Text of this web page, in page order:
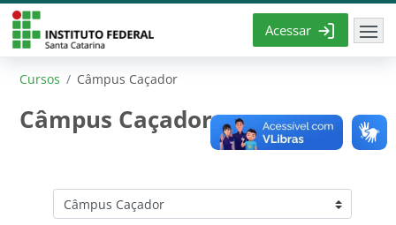
Ir para o conteúdo principal
Acessar
Cursos Câmpus Caçador
Câmpus Caçador
Categorias de Cursos